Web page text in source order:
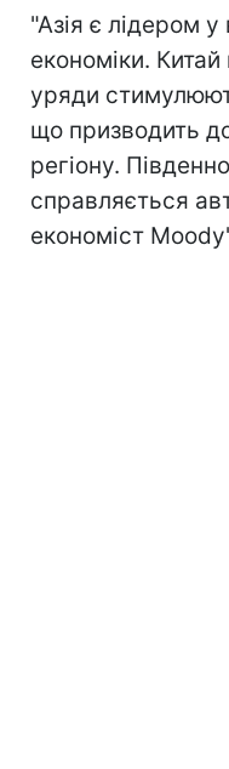
"Азія є лідером у
економіки.
уряди
що призводить
регіону.
справляється
економіст